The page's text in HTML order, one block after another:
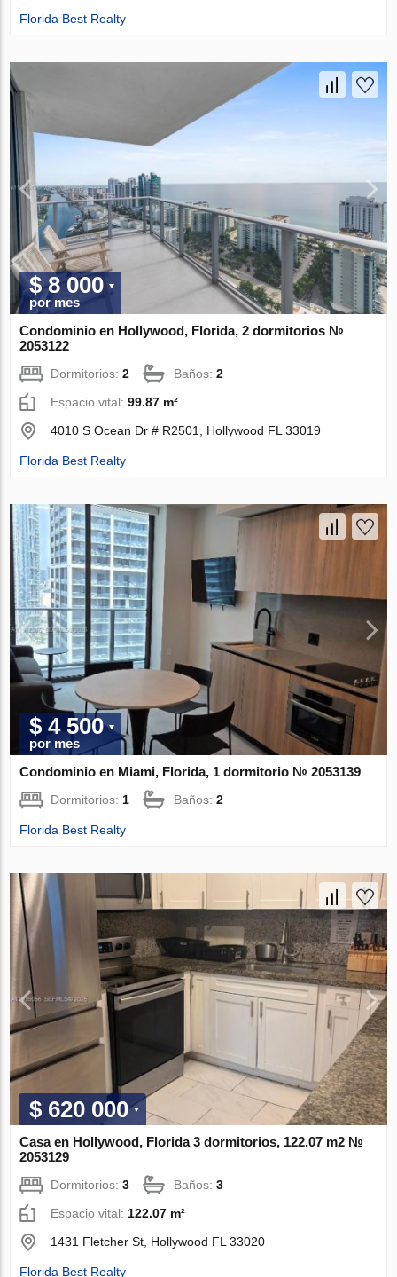
Florida Best Realty
$ 8 000
por mes
Condominio en Hollywood, Florida, 2 dormitorios №
2053122
Dormitorios:2 Baños:2
Espacio vital:99.87 m²
4010 S Ocean Dr # R2501, Hollywood FL 33019
Florida Best Realty
$ 4 500
por mes
Condominio en Miami, Florida, 1 dormitorio № 2053139
Dormitorios:1 Baños:2
Florida Best Realty
$ 620 000
Casa en Hollywood, Florida 3 dormitorios, 122.07 m2 №
2053129
Dormitorios:3 Baños:3
Espacio vital: 122.07 m²
1431 Fletcher St, Hollywood FL 33020
Florida Best Realty